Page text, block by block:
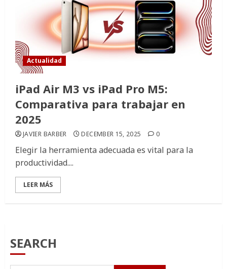
Actualidad
iPad Air M3 vs iPad Pro M5:
Comparativa para trabajar en
2025
JAVIER BARBER DECEMBER 15, 2025 0
Elegir la herramienta adecuada es vital para la
productividad....
LEER MÁS
SEARCH